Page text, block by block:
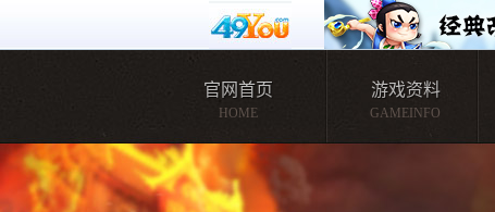
官网首页
HOME
游戏资料
GAMEINFO